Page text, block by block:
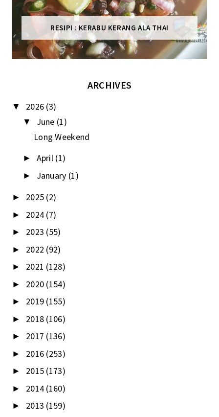
RESIPI : KERABU KERANG ALA THAI
ARCHIVES
▼ 2026 (3)
▼ June (1)
Long Weekend
► April (1)
► January (1)
► 2025 (2)
► 2024 (7)
► 2023 (55)
► 2022 (92)
► 2021 (128)
► 2020 (154)
► 2019 (155)
► 2018 (106)
► 2017 (136)
► 2016 (253)
► 2015 (173)
► 2014 (160)
► 2013 (159)